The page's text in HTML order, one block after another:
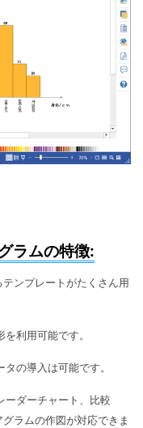
ラムの特徴:
ンプレートがたくさん用
利用可能です。
の導入は可能です。
ーダーチャート、比較
ラムの作図が対応できま